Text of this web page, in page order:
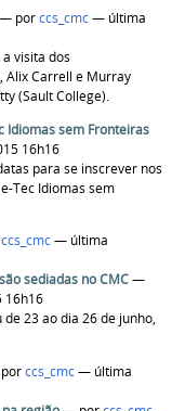
— porccs_cmc— última
visita dos
Alix Carrell e Murray
(Sault College).
Idiomas sem Fronteiras
16h16
para se inscrever nos
Tec Idiomas sem
ccs_cmc— última
sediadas no CMC—
16h16
23 ao dia 26 de junho,
porccs_cmc— última